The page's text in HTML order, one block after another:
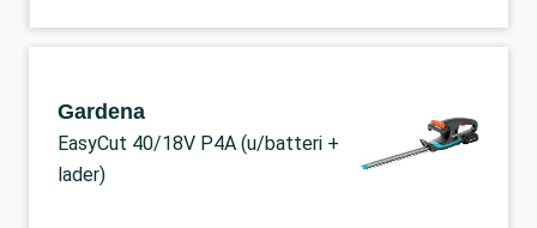
Gardena
EasyCut 40/18V P4A (u/batteri +
lader)